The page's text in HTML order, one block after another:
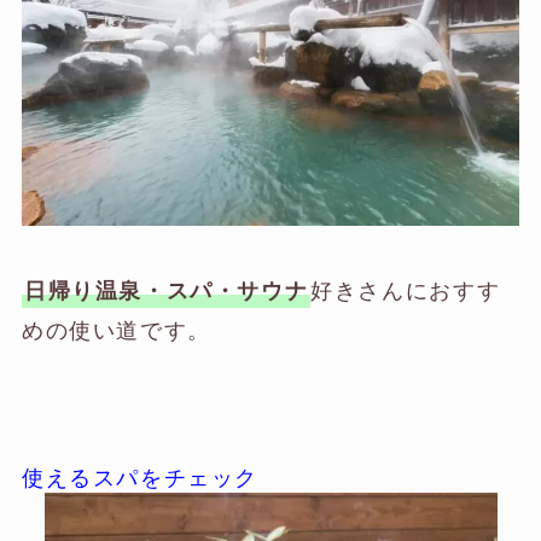
日帰り温泉・スパ・サウナ好きさんにおすす
めの使い道です。
使えるスパをチェック